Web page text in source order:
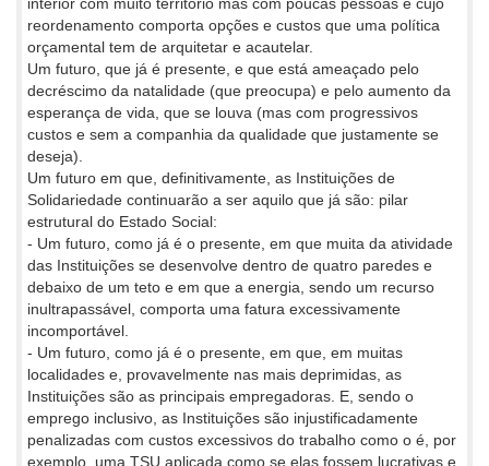
reordenamento comporta opções e custos que uma política
orçamental tem de arquitetar e acautelar.
Um futuro, que já é presente, e que está ameaçado pelo
decréscimo da natalidade (que preocupa) e pelo aumento da
esperança de vida, que se louva (mas com progressivos
custos e sem a companhia da qualidade que justamente se
deseja).
Um futuro em que, definitivamente, as Instituições de
Solidariedade continuarão a ser aquilo que já são: pilar
estrutural do Estado Social:
- Um futuro, como já é o presente, em que muita da atividade
das Instituições se desenvolve dentro de quatro paredes e
debaixo de um teto e em que a energia, sendo um recurso
inultrapassável, comporta uma fatura excessivamente
incomportável.
- Um futuro, como já é o presente, em que, em muitas
localidades e, provavelmente nas mais deprimidas, as
Instituições são as principais empregadoras. E, sendo o
emprego inclusivo, as Instituições são injustificadamente
penalizadas com custos excessivos do trabalho como o é, por
exemplo, uma TSU aplicada como se elas fossem lucrativas e